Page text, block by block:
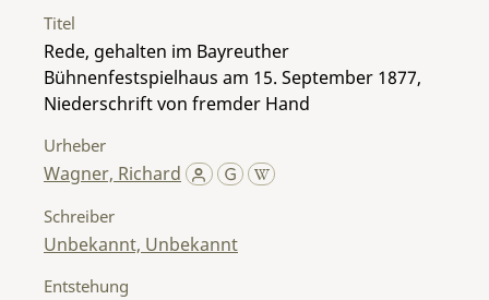
Titel
Rede, gehalten im Bayreuther
Bühnenfestspielhaus am 15. September 1877,
Niederschrift von fremder Hand
Urheber
Wagner, Richard
Schreiber
Unbekannt, Unbekannt
Entstehung